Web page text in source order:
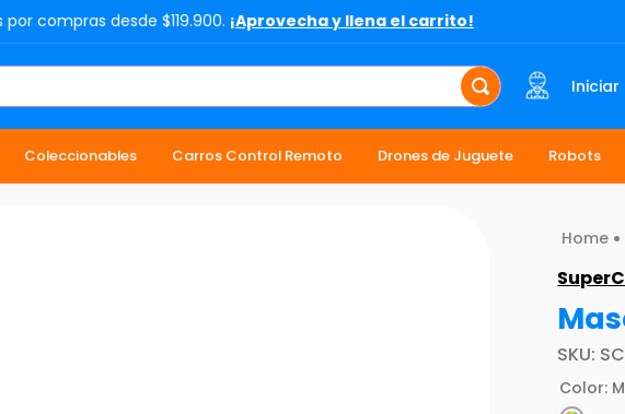
por compras desde $119.900. ¡Aprovecha y llena el carrito!
Iniciar
Coleccionables Carros Control Remoto Drones de Juguete Robots
SKU:
Color: